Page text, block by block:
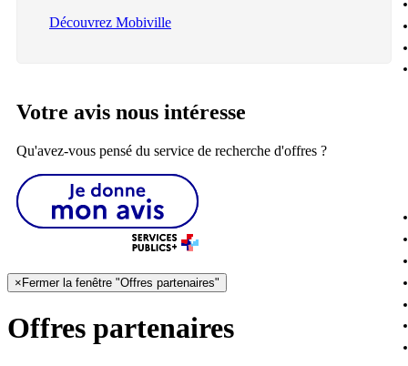
Découvrez Mobiville
Votre avis nous intéresse
Qu'avez-vous pensé du service de recherche d'offres ?
× Fermer la fenêtre "Offres partenaires"
Offres partenaires